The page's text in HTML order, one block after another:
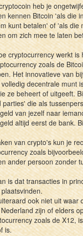
heb je
kennen Bitcoin 'als die
kunt betalen' of 'als die
om zich mee te laten
cryptocurrency werkt is
zoals de
Het innovatieve van
decentrale munt
ze beheert of uitgeeft.
parties' die als
van jezelf naar
altijd eerst de bank.
van crypto's kun je
zoals
ander persoon zonder
is dat transacties in
ook niet uit waar
zijn of elders
zoals de X12,
is.